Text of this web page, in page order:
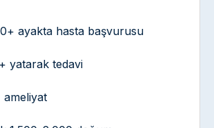
ayakta hasta başvurusu
yatarak tedavi